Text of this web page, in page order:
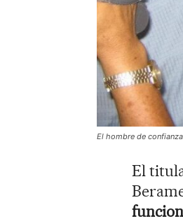
El hombre de
El